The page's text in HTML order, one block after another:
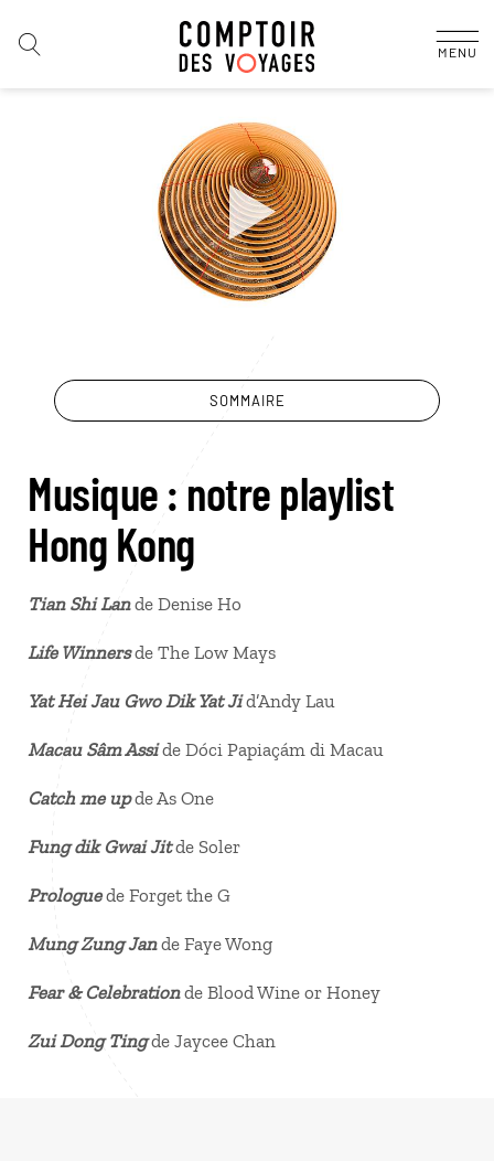
MENU
SOMMAIRE
Musique : notre playlist
Hong Kong
Tian Shi Lande Denise Ho
Life Winnersde The Low Mays
Yat Hei Jau Gwo Dik Yat Jid’Andy Lau
Macau Sâm Asside Dóci Papiaçám di Macau
Catch me upde As One
Fung dik Gwai Jitde Soler
Prologuede Forget the G
Mung Zung Jande Faye Wong
Fear & Celebrationde Blood Wine or Honey
Zui Dong Tingde Jaycee Chan